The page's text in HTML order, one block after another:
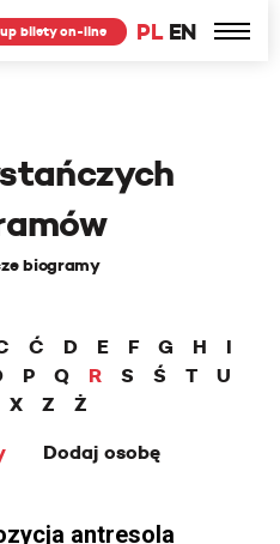
PL EN
bilety on-line
biogramy
Ć D E F G H
I
P Q R S Ś T
U
X Z
Ż
Dodaj osobę